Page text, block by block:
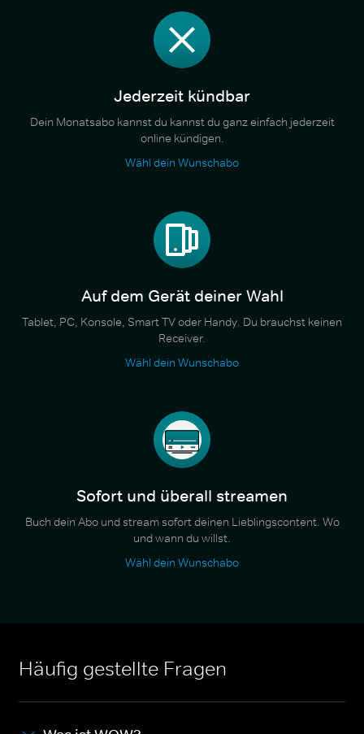
Jederzeit kündbar
Dein Monatsabo kannst du kannst du ganz einfach jederzeit
online kündigen.
Wähl dein Wunschabo
Auf dem Gerät deiner Wahl
Tablet, PC, Konsole, Smart TV oder Handy. Du brauchst keinen
Receiver.
Wähl dein Wunschabo
Sofort und überall streamen
Buch dein Abo und stream sofort deinen Lieblingscontent. Wo
und wann du willst.
Wähl dein Wunschabo
Häufig gestellte Fragen